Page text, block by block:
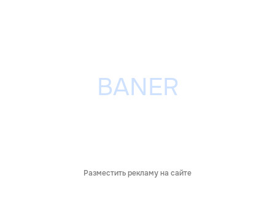
Разместить рекламу на сайте